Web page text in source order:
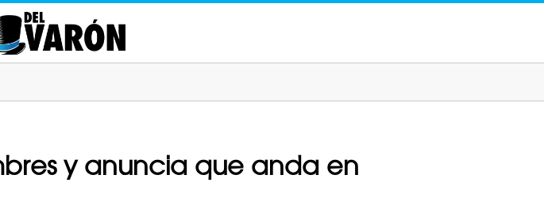
y anuncia que anda en